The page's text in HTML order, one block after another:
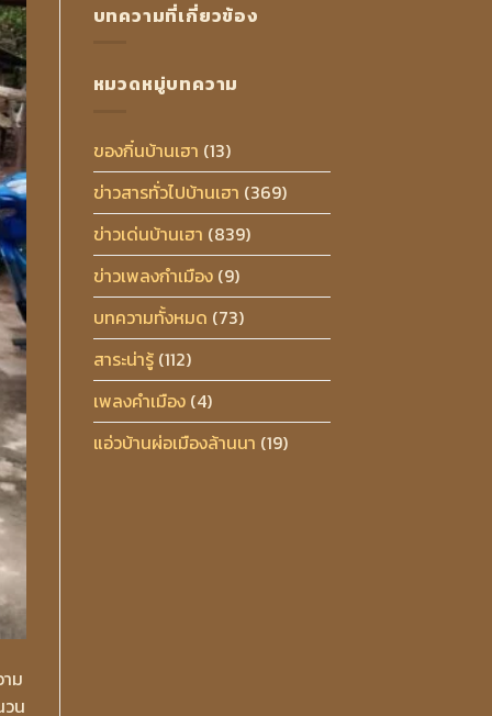
ม
วน
บทความที่เกี่ยวข้อง
หมวดหมู่บทความ
ของกิ๋นบ้านเฮา (13)
ข่าวสารทั่วไปบ้านเฮา (369)
ข่าวเด่นบ้านเฮา (839)
ข่าวเพลงกำเมือง(9)
บทความทั้งหมด (73)
สาระน่ารู้(112)
เพลงคำเมือง(4)
แอ่วบ้านผ่อเมืองล้านนา (19)